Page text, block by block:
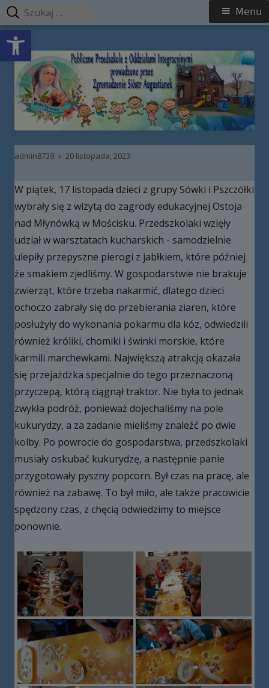
Open toolbar
Przeskocz
treści
Publiczne Przedszkole z Oddziałami
Integracyjnymi prowadzone przez
Zgromadzenie Sióstr Augustianek
Menu
główne
Menu
Autor
admin8739 Opublikowano
20 listopada, 2023
W piątek, 17 listopada dzieci z grupy Sówki i Pszczółki
wybrały się z wizytą do zagrody edukacyjnej Ostoja
nad Młynówką w Mościsku. Przedszkolaki wzięły
udział w warsztatach kucharskich - samodzielnie
ulepiły przepyszne pierogi z jabłkiem, które później
że smakiem zjedliśmy. W gospodarstwie nie brakuje
zwierząt, które trzeba nakarmić, dlatego dzieci
ochoczo zabrały się do przebierania ziaren, które
posłużyły do wykonania pokarmu dla kóz, odwiedzili
również króliki, chomiki i świnki morskie, które
karmili marchewkami. Największą atrakcją okazała
się przejażdżka specjalnie do tego przeznaczoną
przyczepą, którą ciągnął traktor. Nie była to jednak
zwykła podróż, ponieważ dojechaliśmy na pole
kukurydzy, a za zadanie mieliśmy znaleźć po dwie
kolby. Po powrocie do gospodarstwa, przedszkolaki
musiały oskubać kukurydzę, a następnie panie
przygotowały pyszny popcorn. Był czas na pracę, ale
również na zabawę. To był miło, ale także pracowicie
spędzony czas, z chęcią odwiedzimy to miejsce
ponownie.